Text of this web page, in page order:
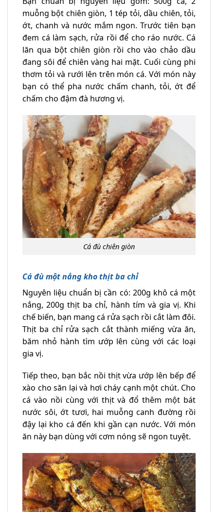
muỗng bột chiên giòn, 1 tép tỏi, dầu chiên, tỏi,
ớt, chanh và nước mắm ngon. Trước tiên bạn
đem cá làm sạch, rửa rồi để cho ráo nước. Cá
lăn qua bột chiên giòn rồi cho vào chảo dầu
đang sôi để chiên vàng hai mặt. Cuối cùng phi
thơm tỏi và rưới lên trên món cá. Với món này
bạn có thể pha nước chấm chanh, tỏi, ớt để
chấm cho đậm đà hương vị.
Cá đù chiên giòn
Cá đù một nắng kho thịt ba chỉ
Nguyên liệu chuẩn bị cần có: 200g khô cá một
nắng, 200g thịt ba chỉ, hành tím và gia vị. Khi
chế biến, bạn mang cá rửa sạch rồi cắt làm đôi.
Thịt ba chỉ rửa sạch cắt thành miếng vừa ăn,
băm nhỏ hành tìm ướp lên cùng với các loại
gia vị.
Tiếp theo, bạn bắc nồi thịt vừa ướp lên bếp để
xào cho săn lại và hơi cháy cạnh một chút. Cho
cá vào nồi cùng với thịt và đổ thêm một bát
nước sôi, ớt tươi, hai muỗng canh đường rồi
đậy lại kho cá đến khi gần cạn nước. Với món
ăn này bạn dùng với cơm nóng sẽ ngon tuyệt.